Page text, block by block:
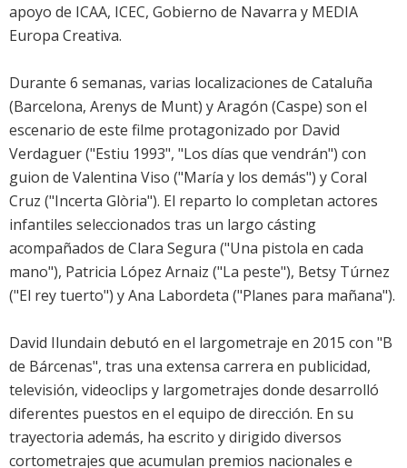
apoyo de ICAA, ICEC, Gobierno de Navarra y MEDIA
Europa Creativa.
Durante 6 semanas, varias localizaciones de Cataluña
(Barcelona, Arenys de Munt) y Aragón (Caspe) son el
escenario de este filme protagonizado por David
Verdaguer ("Estiu 1993", "Los días que vendrán") con
guion de Valentina Viso ("María y los demás") y Coral
Cruz ("Incerta Glòria"). El reparto lo completan actores
infantiles seleccionados tras un largo cásting
acompañados de Clara Segura ("Una pistola en cada
mano"), Patricia López Arnaiz ("La peste"), Betsy Túrnez
("El rey tuerto") y Ana Labordeta ("Planes para mañana").
David Ilundain debutó en el largometraje en 2015 con "B
de Bárcenas", tras una extensa carrera en publicidad,
televisión, videoclips y largometrajes donde desarrolló
diferentes puestos en el equipo de dirección. En su
trayectoria además, ha escrito y dirigido diversos
cortometrajes que acumulan premios nacionales e